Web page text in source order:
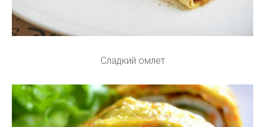
Сладкий омлет